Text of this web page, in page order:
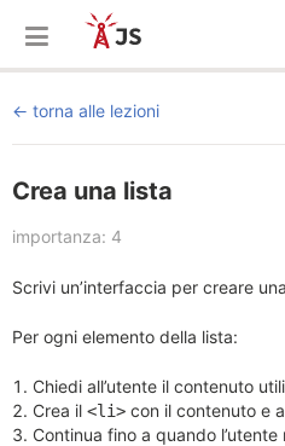
torna alle lezioni
Crea una lista
importanza: 4
Scrivi un’interfaccia per creare
Per ogni elemento della lista:
Chiedi all’utente il contenuto
Crea il <li> con il contenuto e
Continua fino a quando